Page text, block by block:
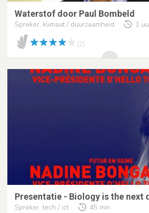
Waterstof door Paul Bombeld
Spreker, klimaat / duurzaamheid 1
(2)
Presentatie - Biology is the next
Spreker, tech / ict 45 min